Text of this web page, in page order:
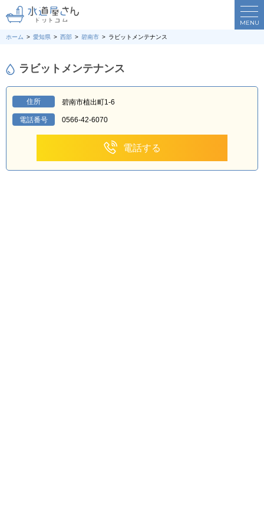
MENU
ホーム 愛知県 西部 碧南市 ラビットメンテナンス
ラビットメンテナンス
住所 碧南市植出町1-6
電話番号 0566-42-6070
電話する